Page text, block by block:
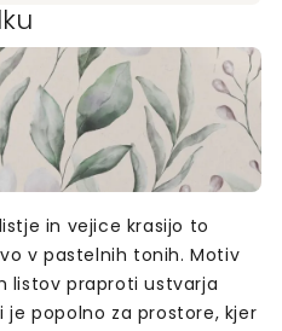
in vejice krasijo to
v pastelnih tonih. Motiv
listov praproti ustvarja
je popolno za prostore, kjer